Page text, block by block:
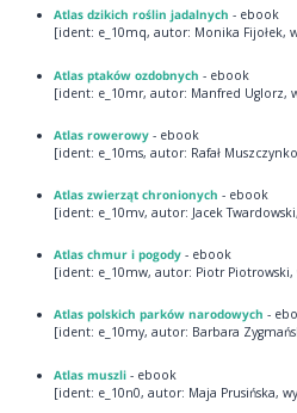
Atlas dzikich roślin jadalnych - ebook
[ident: e_10mq, autor: Monika Fijołek,
Atlas ptaków ozdobnych - ebook
[ident: e_10mr, autor: Manfred Uglorz,
Atlas rowerowy - ebook
[ident: e_10ms, autor: Rafał
Atlas zwierząt chronionych - ebook
[ident: e_10mv, autor: Jacek
Atlas chmur i pogody- ebook
[ident: e_10mw, autor: Piotr Piotrowski,
Atlas polskich parków narodowych -
[ident: e_10my, autor: Barbara
Atlas muszli- ebook
[ident: e_10n0, autor: Maja Prusińska,